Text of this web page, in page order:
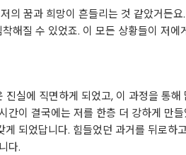
의 꿈과 희망이 흔들리는 것 같았거든
해질 수 있었죠. 이 모든 상황들이 저에
진실에 직면하게 되었고, 이 과정을 통해
이 결국에는 저를 한층 더 강하게 만
되었답니다. 힘들었던 과거를 뒤로하
다.